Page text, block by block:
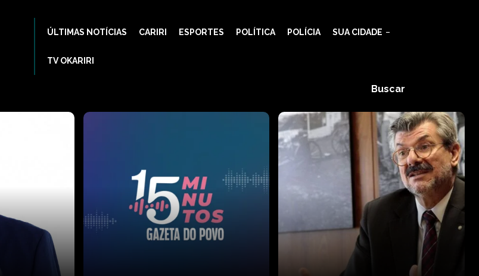
ÚLTIMAS NOTÍCIAS CARIRI ESPORTES POLÍTICA POLÍCIA SUA CIDADE
TV OKARIRI
Buscar